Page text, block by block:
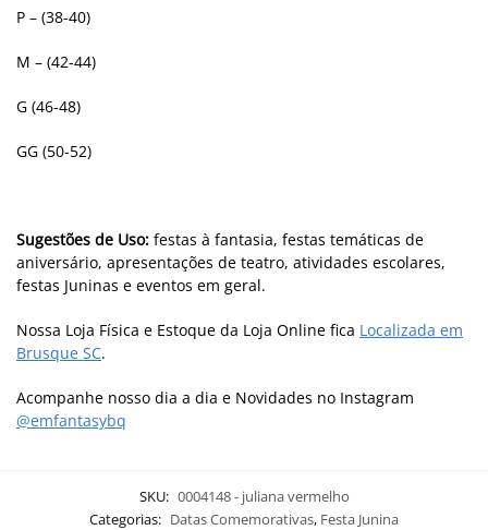
P – (38-40)
M – (42-44)
G (46-48)
GG (50-52)
Sugestões de Uso: festas à fantasia, festas temáticas de
aniversário, apresentações de teatro, atividades escolares,
festas Juninas e eventos em geral.
Nossa Loja Física e Estoque da Loja Online fica Localizada em
Brusque SC.
Acompanhe nosso dia a dia e Novidades no Instagram
@emfantasybq
SKU: 0004148 - juliana vermelho
Categorias: Datas Comemorativas, Festa Junina